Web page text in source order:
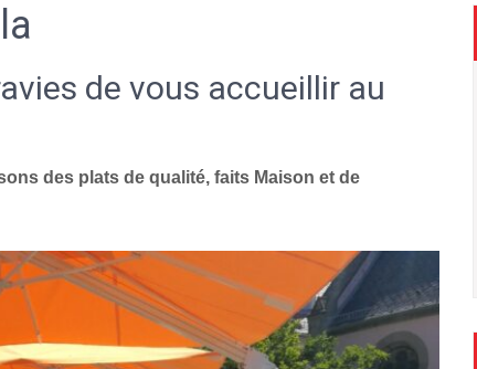
de vous accueillir au
des plats de qualité, faits Maison et de